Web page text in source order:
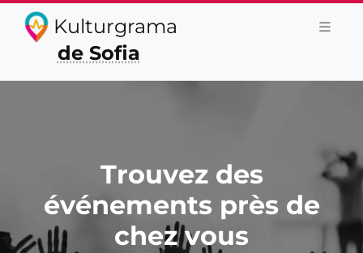
Kulturgrama
de Sofia
Trouvez des
événements près de
chez vous